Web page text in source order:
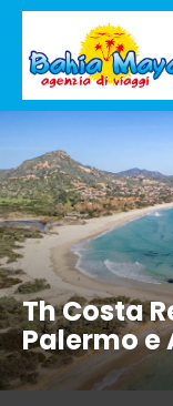
Th Costa
Palermo e